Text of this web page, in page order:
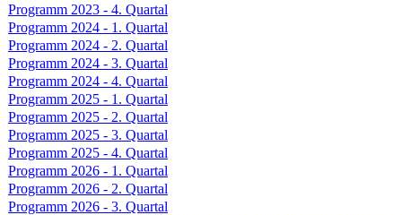
Programm 2023 - 4. Quartal
Programm 2024 - 1. Quartal
Programm 2024 - 2. Quartal
Programm 2024 - 3. Quartal
Programm 2024 - 4. Quartal
Programm 2025 - 1. Quartal
Programm 2025 - 2. Quartal
Programm 2025 - 3. Quartal
Programm 2025 - 4. Quartal
Programm 2026 - 1. Quartal
Programm 2026 - 2. Quartal
Programm 2026 - 3. Quartal